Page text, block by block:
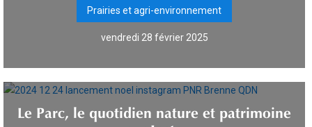
Prairies et agri-environnement
vendredi 28 février 2025
Le Parc, le quotidien nature et patrimoine